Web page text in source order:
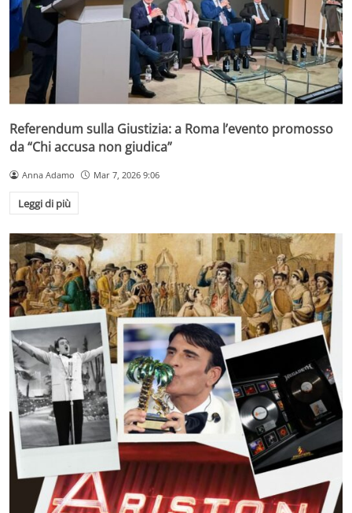
Referendum sulla Giustizia: a Roma l’evento promosso
da “Chi accusa non giudica”
Anna Adamo Mar 7, 2026 9:06
Leggi di più